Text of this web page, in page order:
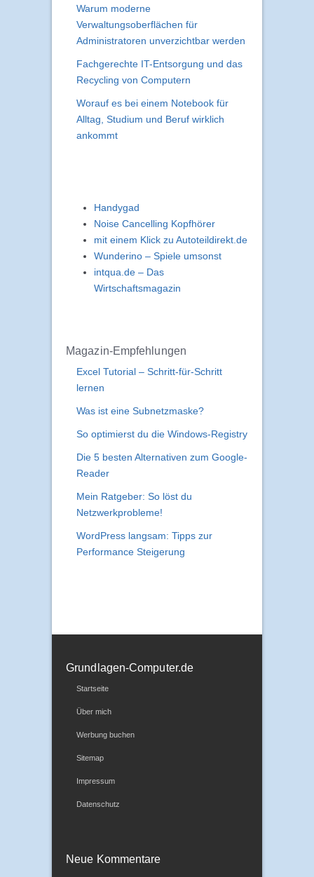
Warum moderne
Verwaltungsoberflächen für
Administratoren unverzichtbar werden
Fachgerechte IT-Entsorgung und das
Recycling von Computern
Worauf es bei einem Notebook für
Alltag, Studium und Beruf wirklich
ankommt
Handygad
Noise Cancelling Kopfhörer
mit einem Klick zu Autoteildirekt.de
Wunderino – Spiele umsonst
intqua.de – Das
Wirtschaftsmagazin
Magazin-Empfehlungen
Excel Tutorial – Schritt-für-Schritt
lernen
Was ist eine Subnetzmaske?
So optimierst du die Windows-Registry
Die 5 besten Alternativen zum Google-
Reader
Mein Ratgeber: So löst du
Netzwerkprobleme!
WordPress langsam: Tipps zur
Performance Steigerung
Grundlagen-Computer.de
Startseite
Über mich
Werbung buchen
Sitemap
Impressum
Datenschutz
Neue Kommentare